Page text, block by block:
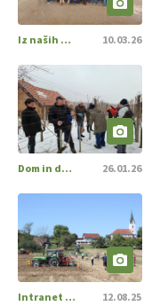
Iz naših krajev 10.03.26
Dom in družina 26.01.26
Intranet Kmečki Glas 12.08.25